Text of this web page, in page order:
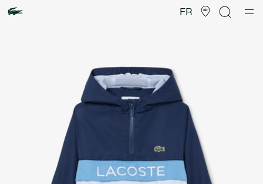
FR
d’images
produit